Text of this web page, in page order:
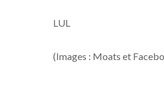
LUL
(Images : Moats et